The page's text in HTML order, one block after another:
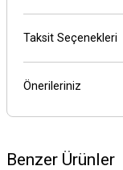
Taksit Seçenekleri
Önerileriniz
Benzer Ürünler